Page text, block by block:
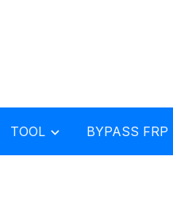
TOOL BYPASS FRP